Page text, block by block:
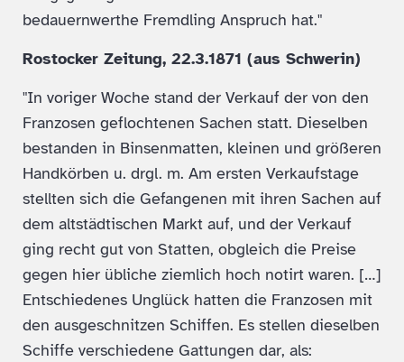
bedauernwerthe Fremdling Anspruch hat."
Rostocker Zeitung, 22.3.1871 (aus Schwerin)
"In voriger Woche stand der Verkauf der von den
Franzosen geflochtenen Sachen statt. Dieselben
bestanden in Binsenmatten, kleinen und größeren
Handkörben u. drgl. m. Am ersten Verkaufstage
stellten sich die Gefangenen mit ihren Sachen auf
dem altstädtischen Markt auf, und der Verkauf
ging recht gut von Statten, obgleich die Preise
gegen hier übliche ziemlich hoch notirt waren. […]
Entschiedenes Unglück hatten die Franzosen mit
den ausgeschnitzen Schiffen. Es stellen dieselben
Schiffe verschiedene Gattungen dar, als: